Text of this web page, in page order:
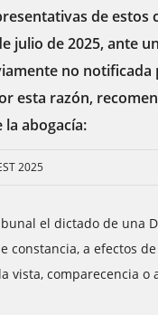
de estos
julio de 2025, ante
no notificada
esta razón,
abogacía:
2025
el dictado de una
constancia, a efectos
vista, comparecencia o